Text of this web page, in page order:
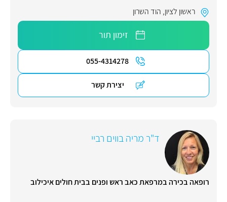
ראשון לציון, הוד השרון
זימון תור
055-4314278
יצירת קשר
ד"ר מריה בווים רביי
רופאה בכירה במרפאת כאב ראש ופנים בבית חולים איכילוב